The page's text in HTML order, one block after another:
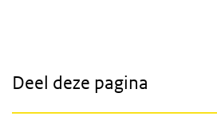
Deel deze pagina